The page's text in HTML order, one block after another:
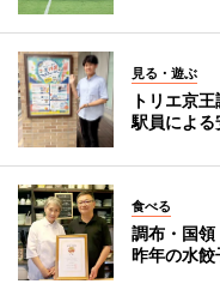
見る・遊ぶ
トリエ京
駅員による
食べる
調布・国
昨年の水餃